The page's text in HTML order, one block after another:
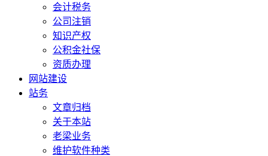
会计税务
公司注销
知识产权
公积金社保
资质办理
网站建设
站务
文章归档
关于本站
老梁业务
维护软件种类